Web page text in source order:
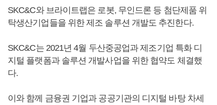
SKC&C와 브라이트랩은 로봇, 무인드론 등 첨단제품 위
탁생산기업들을 위한 제조 솔루션 개발도 추진한다.
SKC&C는 2021년 4월 두산중공업과 제조기업 특화 디
지털 플랫폼과 솔루션 개발사업을 위한 협약도 체결했
다.
이와 함께 금융권 기업과 공공기관의 디지털 바탕 차세